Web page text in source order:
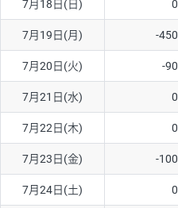
ソ/円は10万通貨単位。
7月18日(日) 0
7月19日(月) -450
7月20日(火) -90
7月21日(水) 0
7月22日(木) 0
7月23日(金) -100
7月24日(土) 0